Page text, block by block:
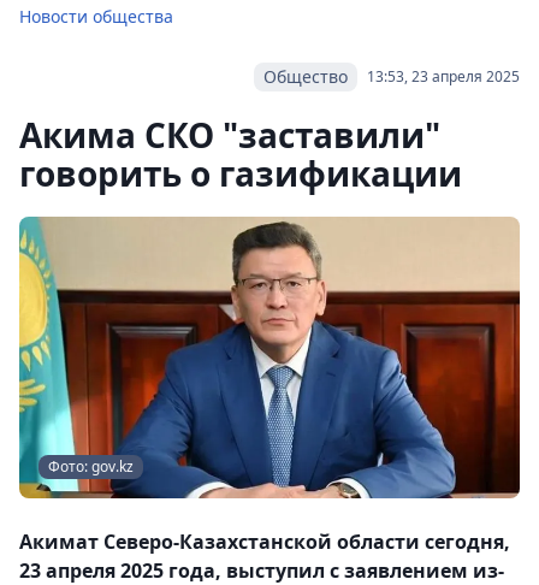
Новости общества
13:53, 23 апреля 2025
Общество
Акима СКО "заставили"
говорить о газификации
Фото: gov.kz
Акимат Северо-Казахстанской области сегодня,
23 апреля 2025 года, выступил с заявлением из-